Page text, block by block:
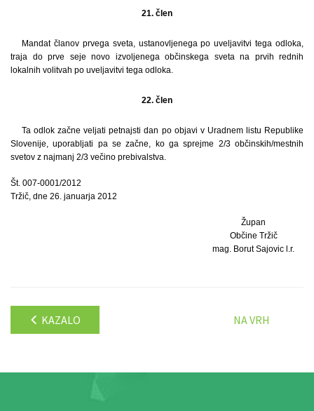
21. člen
Mandat članov prvega sveta, ustanovljenega po uveljavitvi tega odloka,
traja do prve seje novo izvoljenega občinskega sveta na prvih rednih
lokalnih volitvah po uveljavitvi tega odloka.
22. člen
Ta odlok začne veljati petnajsti dan po objavi v Uradnem listu Republike
Slovenije, uporabljati pa se začne, ko ga sprejme 2/3 občinskih/mestnih
svetov z najmanj 2/3 večino prebivalstva.
Št. 007-0001/2012
Tržič, dne 26. januarja 2012
Župan
Občine Tržič
mag. Borut Sajovic l.r.
KAZALO NA VRH